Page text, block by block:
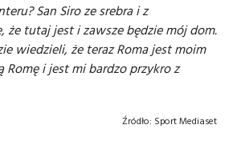
San Siro ze srebra i z
że tutaj jest i zawsze będzie mój dom.
wiedzieli, że teraz Roma jest moim
Romę i jest mi bardzo przykro z
Źródło: Sport Mediaset